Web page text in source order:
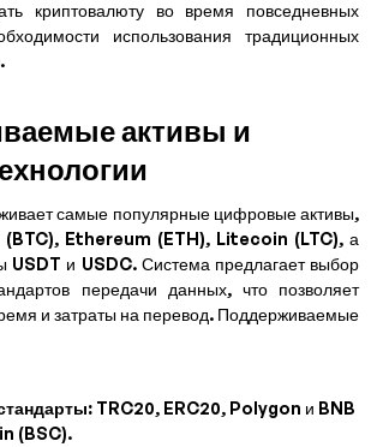
криптовалюту во время повседневных
использования традиционных
активы и
самые популярные цифровые активы,
(BTC), Ethereum (ETH), Litecoin (LTC), а
USDT и USDC. Система предлагает выбор
передачи данных, что позволяет
и затраты на перевод. Поддерживаемые
TRC20, ERC20, Polygon и BNB
(BSC).